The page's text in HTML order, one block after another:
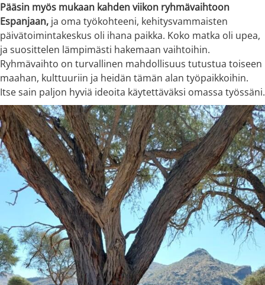
Pääsin myös mukaan kahden viikon ryhmävaihtoon
Espanjaan, ja oma työkohteeni, kehitysvammaisten
päivätoimintakeskus oli ihana paikka. Koko matka oli upea,
ja suosittelen lämpimästi hakemaan vaihtoihin.
Ryhmävaihto on turvallinen mahdollisuus tutustua toiseen
maahan, kulttuuriin ja heidän tämän alan työpaikkoihin.
Itse sain paljon hyviä ideoita käytettäväksi omassa työssäni.